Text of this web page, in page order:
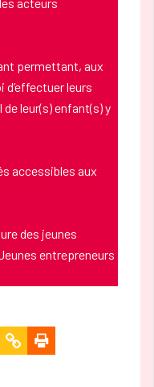
permettant, aux
d’effectuer leurs
de leur(s) enfant(s) y
accessibles aux
des jeunes
entrepreneurs